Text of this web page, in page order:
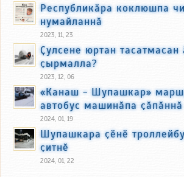
Республикӑра коклюшпа
нумайланнӑ
2023, 11, 23
Ҫулсене юртан тасатмасан
ҫырмалла?
2023, 12, 06
«Канаш - Шупашкар»
автобус машинӑпа ҫӑпӑннӑ
2024, 01, 19
Шупашкара ҫӗнӗ
ҫитнӗ
2024, 01, 22